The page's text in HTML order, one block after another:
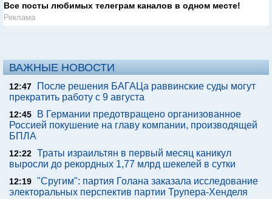
Все посты любимых телеграм каналов в одном месте!
Реклама
ВАЖНЫЕ НОВОСТИ
12:47
После решения БАГАЦа раввинские суды могут
прекратить работу с 9 августа
12:45
В Германии предотвращено организованное
Россией покушение на главу компании, производящей
БПЛА
12:22 Траты израильтян в первый месяц каникул
выросли до рекордных 1,77 млрд шекелей в сутки
12:19 "Сругим": партия Голана заказала исследование
электоральных перспектив партии Трупера-Хенделя